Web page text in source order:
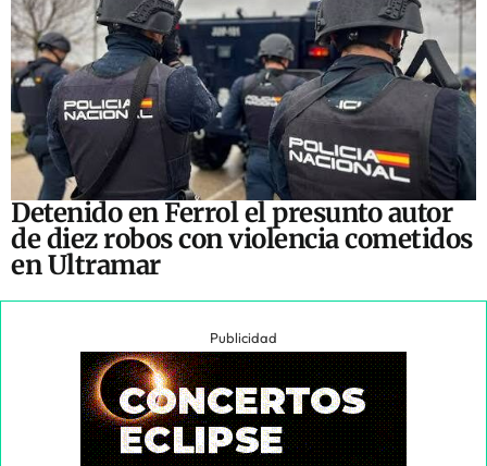
Detenido en Ferrol el presunto autor
de diez robos con violencia cometidos
en Ultramar
Publicidad